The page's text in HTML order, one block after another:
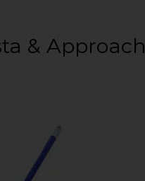
& Approach